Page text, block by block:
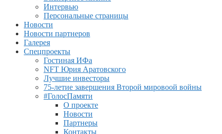
Интервью
Персональные страницы
Новости
Новости партнеров
Галерея
Спецпроекты
Гостиная ИФа
NFT Юрия Аратовского
Лучшие инвесторы
75-летие завершения Второй мировоой войны
#ГолосПамяти
О проекте
Новости
Партнеры
Контакты